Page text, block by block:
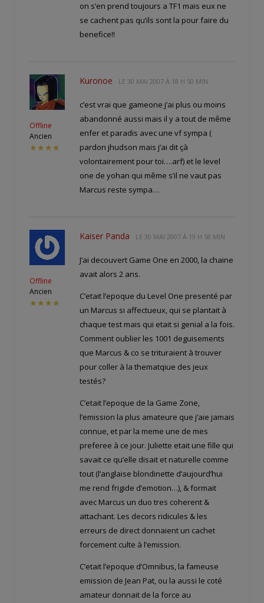
on s’en prend toujours a TF1 mais eux ne
se cachent pas qu’ils sont la pour faire du
benefice!!
Offline
Ancien
★★★★
Kuronoe LE 30 MAI 2007 À 18 H 50 MIN
c’est vrai que gameone j’ai plus ou moins
abandonné aussi mais il y a tout de même
enfer et paradis avec une vf sympa (
pardon jhudson mais j’ai dit çà
volontairement pour toi….arf) et le level
one de yohan qui même s’il ne vaut pas
Marcus reste sympa…
Offline
Ancien
★★★★
Kaiser Panda LE 30 MAI 2007 À 19 H 58 MIN
J’ai decouvert Game One en 2000, la chaine
avait alors 2 ans.
C’etait l’epoque du Level One presenté par
un Marcus si affectueux, qui se plantait à
chaque test mais qui etait si genial a la fois.
Comment oublier les 1001 deguisements
que Marcus & co se trituraient à trouver
pour coller à la thematqiue des jeux
testés?
C’etait l’epoque de la Game Zone,
l’emission la plus amateure que j’aie jamais
connue, et par la meme une de mes
preferee à ce jour. Juliette etait une fille qui
savait ce qu’elle disait et naturelle comme
tout (l’anglaise blondinette d’aujourd’hui
me rend frigide d’emotion…), & formait
avec Marcus un duo tres coherent &
attachant. Les decors ridicules & les
erreurs de direct donnaient un cachet
forcement culte à l’emission.
C’etait l’epoque d’Omnibus, la fameuse
emission de Jean Pat, ou la aussi le coté
amateur donnait de la force au